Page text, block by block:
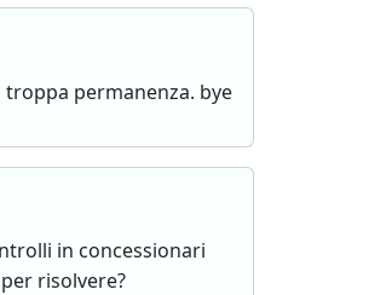
troppa permanenza. bye
in concessionari
risolvere?